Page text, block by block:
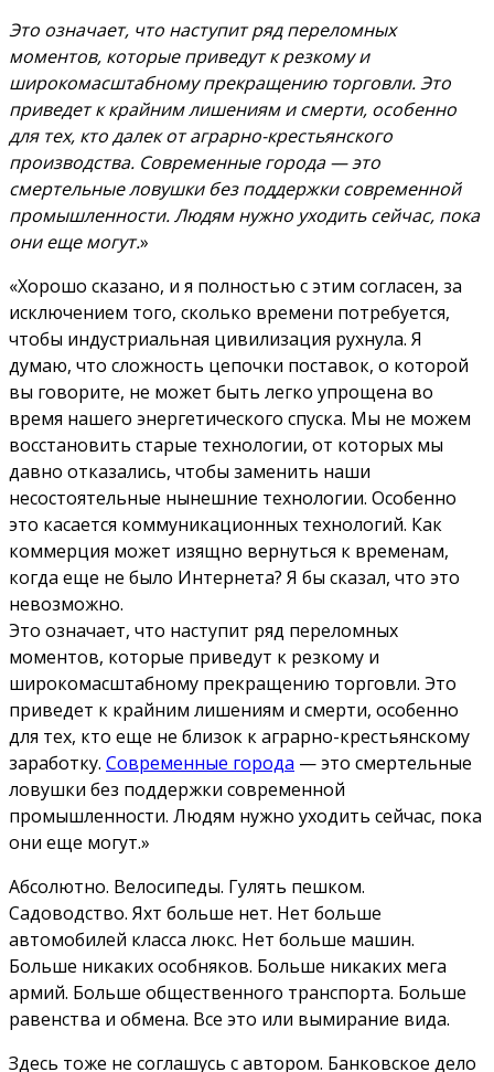
Это означает, что наступит ряд переломных
моментов, которые приведут к резкому и
широкомасштабному прекращению торговли. Это
приведет к крайним лишениям и смерти, особенно
для тех, кто далек от аграрно-крестьянского
производства. Современные города — это
смертельные ловушки без поддержки современной
промышленности. Людям нужно уходить сейчас, пока
они еще могут.»
«Хорошо сказано, и я полностью с этим согласен, за
исключением того, сколько времени потребуется,
чтобы индустриальная цивилизация рухнула. Я
думаю, что сложность цепочки поставок, о которой
вы говорите, не может быть легко упрощена во
время нашего энергетического спуска. Мы не можем
восстановить старые технологии, от которых мы
давно отказались, чтобы заменить наши
несостоятельные нынешние технологии. Особенно
это касается коммуникационных технологий. Как
коммерция может изящно вернуться к временам,
когда еще не было Интернета? Я бы сказал, что это
невозможно.
Это означает, что наступит ряд переломных
моментов, которые приведут к резкому и
широкомасштабному прекращению торговли. Это
приведет к крайним лишениям и смерти, особенно
для тех, кто еще не близок к аграрно-крестьянскому
заработку. Современные города — это смертельные
ловушки без поддержки современной
промышленности. Людям нужно уходить сейчас, пока
они еще могут.»
Абсолютно. Велосипеды. Гулять пешком.
Садоводство. Яхт больше нет. Нет больше
автомобилей класса люкс. Нет больше машин.
Больше никаких особняков. Больше никаких мега
армий. Больше общественного транспорта. Больше
равенства и обмена. Все это или вымирание вида.
Здесь тоже не соглашусь с автором. Банковское дело